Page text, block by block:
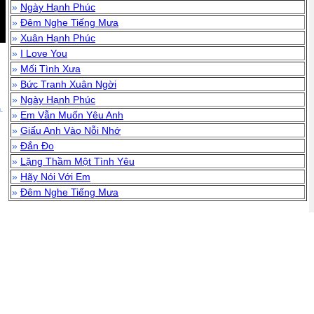
» Ngày Hạnh Phúc
» Đêm Nghe Tiếng Mưa
» Xuân Hạnh Phúc
» I Love You
» Mối Tình Xưa
» Bức Tranh Xuân Ngời
» Ngày Hạnh Phúc
» Em Vẫn Muốn Yêu Anh
» Giấu Anh Vào Nỗi Nhớ
» Đắn Đo
» Lặng Thầm Một Tình Yêu
» Hãy Nói Với Em
» Đêm Nghe Tiếng Mưa